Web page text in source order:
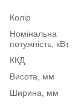
Колір
Номінальна
потужність, кВт
ККД
Висота, мм
Ширина, мм